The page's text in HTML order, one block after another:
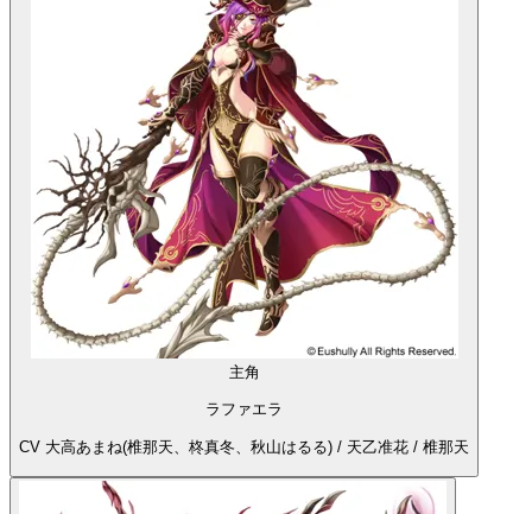
主角
ラファエラ
CV 大高あまね(椎那天、柊真冬、秋山はるる) / 天乙准花 / 椎那天